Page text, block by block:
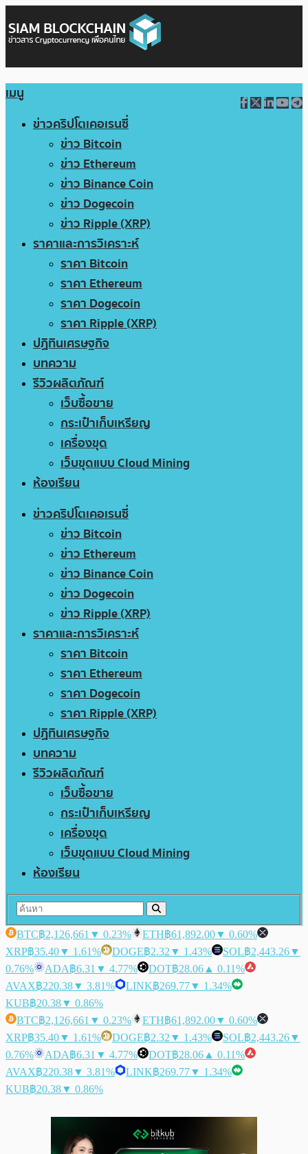
เมนู
ข่าวคริปโตเคอเรนซี่
ข่าว Bitcoin
ข่าว Ethereum
ข่าว Binance Coin
ข่าว Dogecoin
ข่าว Ripple (XRP)
ราคาและการวิเคราะห์
ราคา Bitcoin
ราคา Ethereum
ราคา Dogecoin
ราคา Ripple (XRP)
ปฏิทินเศรษฐกิจ
บทความ
รีวิวผลิตภัณฑ์
เว็บซื้อขาย
กระเป๋าเก็บเหรียญ
เครื่องขุด
เว็บขุดแบบ Cloud Mining
ห้องเรียน
ข่าวคริปโตเคอเรนซี่
ข่าว Bitcoin
ข่าว Ethereum
ข่าว Binance Coin
ข่าว Dogecoin
ข่าว Ripple (XRP)
ราคาและการวิเคราะห์
ราคา Bitcoin
ราคา Ethereum
ราคา Dogecoin
ราคา Ripple (XRP)
ปฏิทินเศรษฐกิจ
บทความ
รีวิวผลิตภัณฑ์
เว็บซื้อขาย
กระเป๋าเก็บเหรียญ
เครื่องขุด
เว็บขุดแบบ Cloud Mining
ห้องเรียน
BTC฿2,126,661 ▼ 0.23% ETH฿61,892.00▼ 0.60%
XRP฿35.40▼ 1.61% DOGE฿2.32 ▼ 1.43% SOL฿2,443.26▼
0.76%
ADA฿6.31 ▼ 4.77% DOT฿28.06 ▲ 0.11%
AVAX฿220.38▼ 3.81% LINK฿269.77▼ 1.34%
KUB฿20.38▼ 0.86%
BTC฿2,126,661 ▼ 0.23% ETH฿61,892.00▼ 0.60%
XRP฿35.40▼ 1.61% DOGE฿2.32 ▼ 1.43% SOL฿2,443.26▼
0.76%
ADA฿6.31 ▼ 4.77% DOT฿28.06 ▲ 0.11%
AVAX฿220.38▼ 3.81% LINK฿269.77▼ 1.34%
KUB฿20.38▼ 0.86%